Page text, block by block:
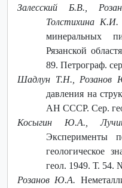
Залесский Б.В.,
Толстихина
минеральных
Рязанской
89. Петрограф.
Шадлун Т.Н.,
давления на
АН СССР. Сер.
Косыгин Ю.А.,
Эксперименты
геологическое
геол. 1949. Т. 54.
Розанов Ю.А.